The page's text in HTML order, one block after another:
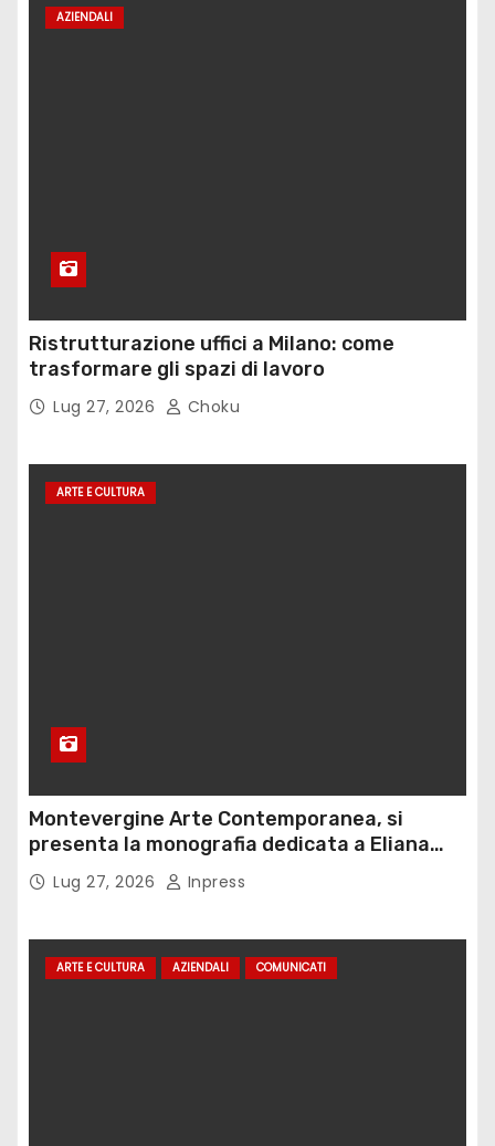
AZIENDALI
Ristrutturazione uffici a Milano: come
trasformare gli spazi di lavoro
Lug 27, 2026 Choku
ARTE E CULTURA
Montevergine Arte Contemporanea, si
presenta la monografia dedicata a Eliana
Adorno
Lug 27, 2026 Inpress
ARTE E CULTURA AZIENDALI COMUNICATI